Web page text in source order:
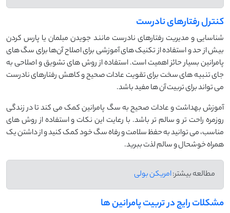
کنترل رفتارهای نادرست
شناسایی و مدیریت رفتارهای نادرست مانند جویدن مبلمان یا پارس کردن
بیش از حد و استفاده از تکنیک ‌های آموزشی برای اصلاح آن‌ها برای سگ های
پامرانین بسیار حائز اهمیت است. استفاده از روش ‌های تشویق و اصلاحی به
جای تنبیه‌ های سخت برای تقویت عادات صحیح و کاهش رفتارهای نادرست
می تواند برای تربیت آن ها مفید باشد.
آموزش بهداشت و عادات صحیح به سگ پامرانین کمک می ‌کند تا در زندگی
روزمره راحت ‌تر و سالم ‌تر باشد. با رعایت این نکات و استفاده از روش ‌های
مناسب، می ‌توانید به حفظ سلامت و رفاه سگ خود کمک کنید و از داشتن یک
همراه خوشحال و سالم لذت ببرید.
مطالعه بیشتر:امریکن بولی
مشکلات رایج در تربیت پامرانین ها